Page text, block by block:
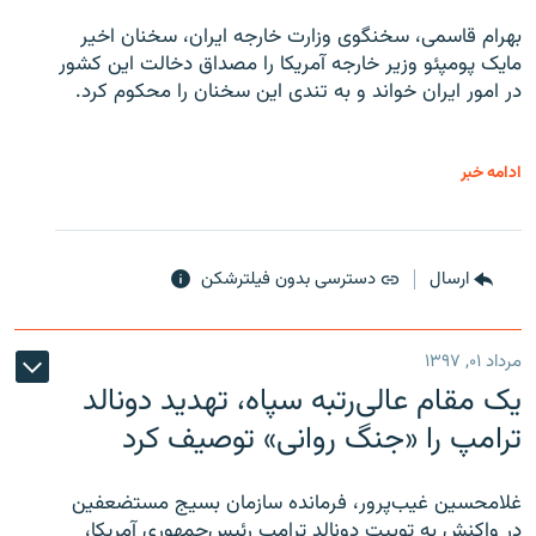
بهرام قاسمی، سخنگوی وزارت خارجه ایران، سخنان اخیر
مایک پومپئو وزیر خارجه آمریکا را مصداق دخالت این کشور
در امور ایران خواند و به تندی این سخنان را محکوم کرد.
ادامه خبر
ارسال دسترسی بدون فیلترشکن
مرداد ۰۱, ۱۳۹۷
یک مقام عالی‌رتبه سپاه، تهدید دونالد
ترامپ را «جنگ روانی» توصیف کرد
غلامحسین غیب‌پرور، فرمانده سازمان بسیج مستضعفین